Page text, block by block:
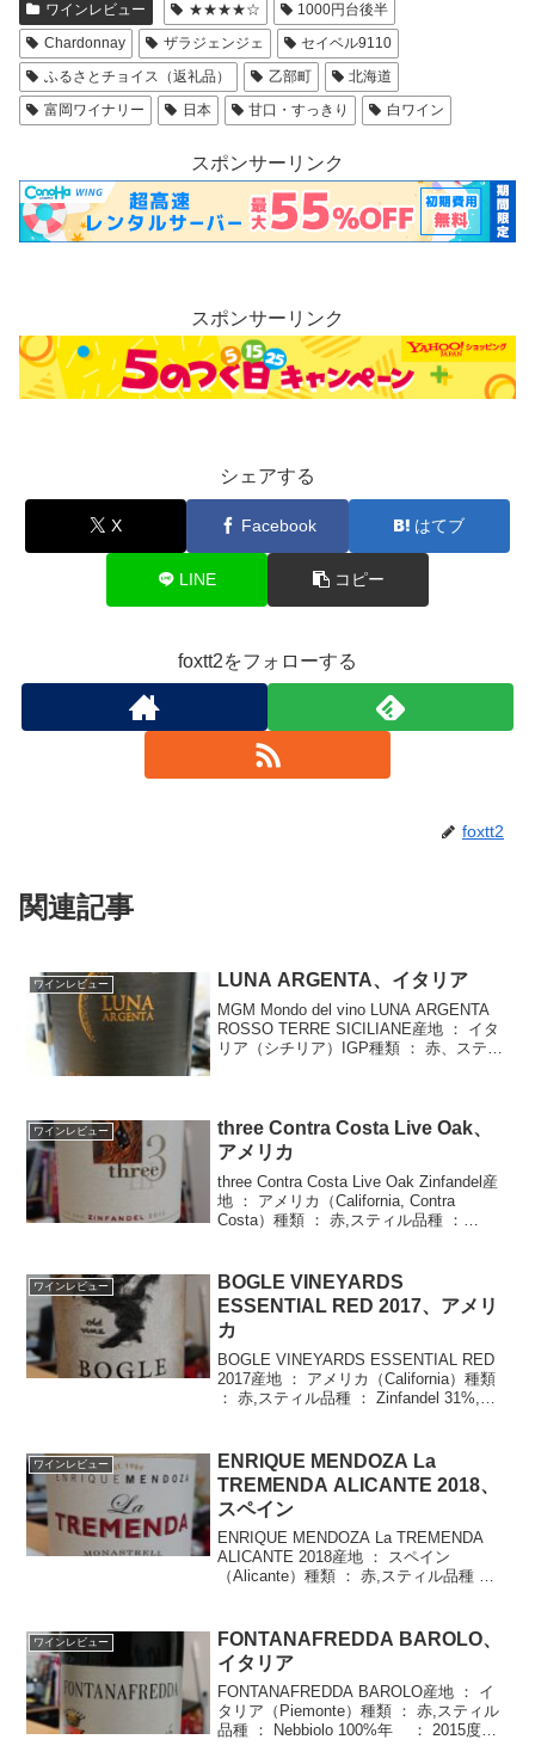
ワインレビュー ★★★★☆
1000円台後半
Chardonnay
ザラジェンジェ
セイベル9110
ふるさとチョイス（返礼品）
乙部町
北海道
富岡ワイナリー
日本 甘口・すっきり 白ワイン
スポンサーリンク
スポンサーリンク
シェアする
X Facebook はてブ
LINE コピー
foxtt2をフォローする
foxtt2
関連記事
ワインレビュー LUNA ARGENTA、イタリア
MGM Mondo del vino LUNA ARGENTA
ROSSO TERRE SICILIANE産地 ： イタ
リア（シチリア）IGP種類 ： 赤、スティ
ワインレビュー
three Contra Costa Live Oak、
アメリカ
three Contra Costa Live Oak Zinfandel産
地 ： アメリカ（California, Contra
Costa）種類 ： 赤,スティル品種 ：
ワインレビュー
BOGLE VINEYARDS
ESSENTIAL RED 2017、アメリ
カ
BOGLE VINEYARDS ESSENTIAL RED
2017産地 ： アメリカ（California）種類
： 赤,スティル品種 ： Zinfandel 31%,
ワインレビュー
ENRIQUE MENDOZA La
TREMENDA ALICANTE 2018、
スペイン
ENRIQUE MENDOZA La TREMENDA
ALICANTE 2018産地 ： スペイン
（Alicante）種類 ： 赤,スティル品種 ：
ワインレビュー
FONTANAFREDDA BAROLO、
イタリア
FONTANAFREDDA BAROLO産地 ： イ
タリア（Piemonte）種類 ： 赤,スティル
品種 ： Nebbiolo 100%年 ： 2015度数